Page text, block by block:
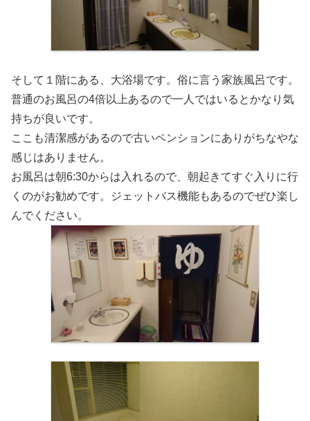
そして１階にある、大浴場です。俗に言う家族風呂です。
普通のお風呂の4倍以上あるので一人ではいるとかなり気
持ちが良いです。
ここも清潔感があるので古いペンションにありがちなやな
感じはありません。
お風呂は朝6:30からは入れるので、朝起きてすぐ入りに行
くのがお勧めです。ジェットバス機能もあるのでぜひ楽し
んでください。